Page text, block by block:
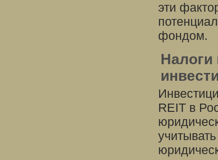
эти
фондом.
Налоги
REIT в